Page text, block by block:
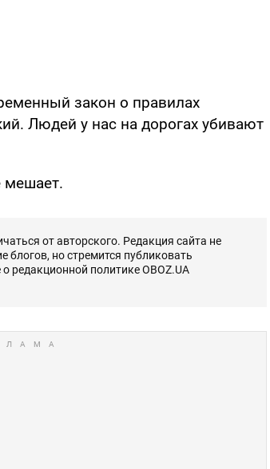
закон о правилах
Людей у нас на дорогах убивают
мешает.
от авторского. Редакция сайта не
блогов, но стремится публиковать
редакционной политике OBOZ.UA